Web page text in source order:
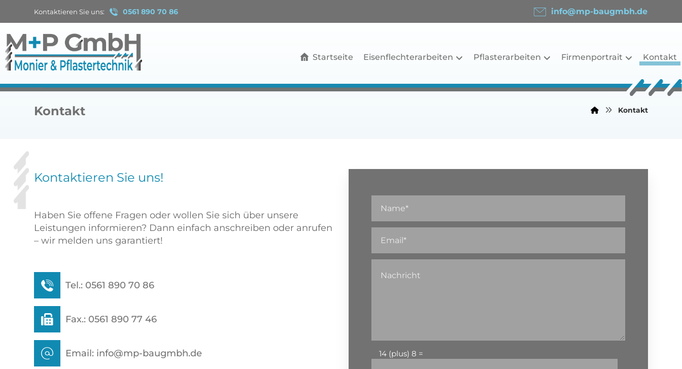
Kontaktieren Sie uns: 0561 890 70 86 info@mp-baugmbh.de
Startseite Eisenflechterarbeiten Pflasterarbeiten Firmenportrait Kontakt
Kontakt Kontakt
Kontaktieren Sie uns!
Haben Sie offene Fragen oder wollen Sie sich über unsere
Leistungen informieren? Dann einfach anschreiben oder anrufen
– wir melden uns garantiert!
Tel.: 0561 890 70 86
Fax.: 0561 890 77 46
Email: info@mp-baugmbh.de 14 (plus) 8 =